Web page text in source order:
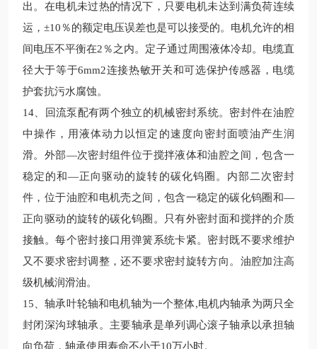
出。在电机未过热的情况下，只要电机未达到满负荷连续
运，±10 ％的额定电压误差也是可以接受的。电机允许的相
间电压不平衡在2 ％之内。定子通过周围液体冷却。电缆直
径大于等于6mm2连接热敏开关和可选保护传感器，电缆
护套抗污水腐蚀。
14
回流泵 配有两个独立的机械密封系统。密封件在油腔
中操作，用液体动力以恒定的速度向密封面喷油产生润
滑。外部—次密封组件位于搅拌液体和油腔之间，包含一
稳定的和—正向驱动的旋转的碳化钨圈。内部二次密封
件，位于油腔和电机壳之间，包含一稳定的碳化钨圈和—
正向驱动的旋转的碳化钨圈。只有外密封面和搅拌的介质
接触。每个密封接口用弹簧系统卡紧。密封既不要求维护
又不要求密封调整，还不要求密封旋转方向。油腔加注高
级机械润滑油。
15 、轴承叶轮轴和电机轴为一个整体,电机内轴承为两只全
封闭深沟球轴承。主要轴承是单列调心滚子轴承以承担轴
向负荷，轴承使用寿命不小于10万小时。